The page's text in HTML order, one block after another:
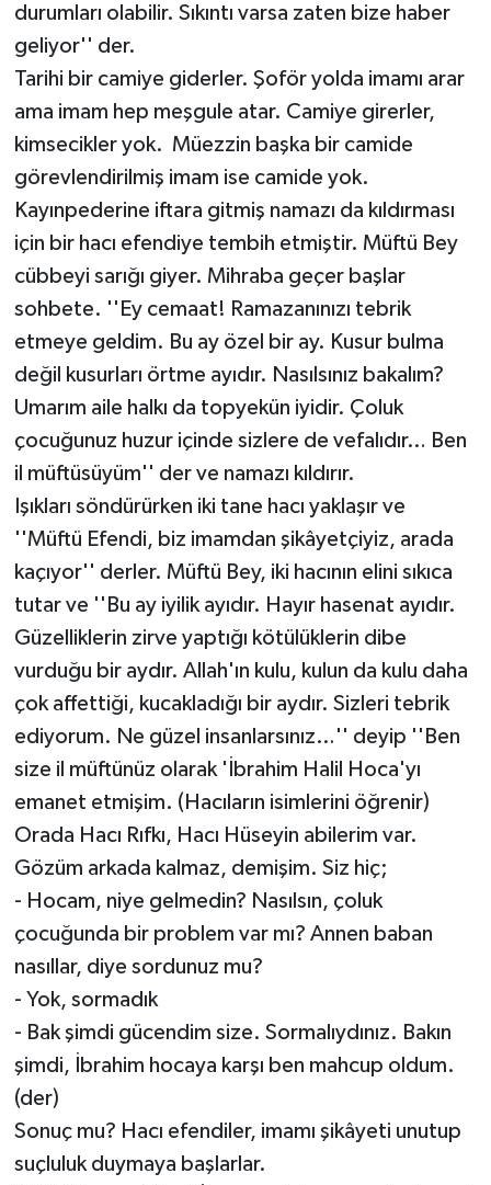
durumları olabilir. Sıkıntı varsa zaten bize haber
geliyor'' der.
Tarihi bir camiye giderler. Şoför yolda imamı arar
ama imam hep meşgule atar. Camiye girerler,
kimsecikler yok. Müezzin başka bir camide
görevlendirilmiş imam ise camide yok.
Kayınpederine iftara gitmiş namazı da kıldırması
için bir hacı efendiye tembih etmiştir. Müftü Bey
cübbeyi sarığı giyer. Mihraba geçer başlar
sohbete. ''Ey cemaat! Ramazanınızı tebrik
etmeye geldim. Bu ay özel bir ay. Kusur bulma
değil kusurları örtme ayıdır. Nasılsınız bakalım?
Umarım aile halkı da topyekün iyidir. Çoluk
çocuğunuz huzur içinde sizlere de vefalıdır… Ben
il müftüsüyüm'' der ve namazı kıldırır.
Işıkları söndürürken iki tane hacı yaklaşır ve
''Müftü Efendi, biz imamdan şikâyetçiyiz, arada
kaçıyor'' derler. Müftü Bey, iki hacının elini sıkıca
tutar ve ''Bu ay iyilik ayıdır. Hayır hasenat ayıdır.
Güzelliklerin zirve yaptığı kötülüklerin dibe
vurduğu bir aydır. Allah'ın kulu, kulun da kulu daha
çok affettiği, kucakladığı bir aydır. Sizleri tebrik
ediyorum. Ne güzel insanlarsınız…'' deyip ''Ben
size il müftünüz olarak 'İbrahim Halil Hoca'yı
emanet etmişim. (Hacıların isimlerini öğrenir)
Orada Hacı Rıfkı, Hacı Hüseyin abilerim var.
Gözüm arkada kalmaz, demişim. Siz hiç;
- Hocam, niye gelmedin? Nasılsın, çoluk
çocuğunda bir problem var mı? Annen baban
nasıllar, diye sordunuz mu?
- Yok, sormadık
- Bak şimdi gücendim size. Sormalıydınız. Bakın
şimdi, İbrahim hocaya karşı ben mahcup oldum.
(der)
Sonuç mu? Hacı efendiler, imamı şikâyeti unutup
suçluluk duymaya başlarlar.